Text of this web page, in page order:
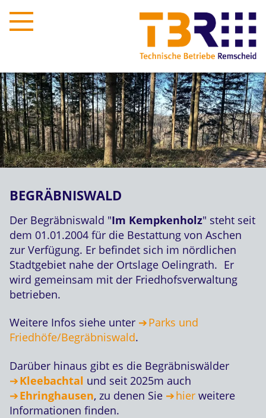
BEGRÄBNISWALD
Der Begräbniswald "Im Kempkenholz" steht seit
dem 01.01.2004 für die Bestattung von Aschen
zur Verfügung. Er befindet sich im nördlichen
Stadtgebiet nahe der Ortslage Oelingrath. Er
wird gemeinsam mit der Friedhofsverwaltung
betrieben.
Weitere Infos siehe unter
Parks und
Friedhöfe/Begräbniswald.
Darüber hinaus gibt es die Begräbniswälder
Kleebachtal und seit 2025m auch
Ehringhausen, zu denen Sie hier weitere
Informationen finden.